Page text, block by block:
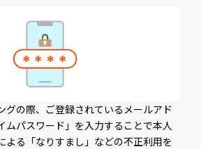
グの際、ご登録されているメールアド
ムパスワード」を入力することで本人
よる「なりすまし」などの不正利用を